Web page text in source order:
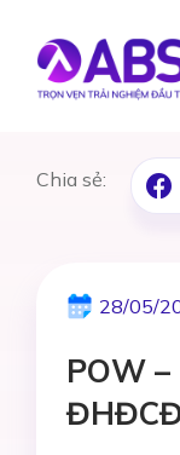
Chia sẻ:
28/05/
POW